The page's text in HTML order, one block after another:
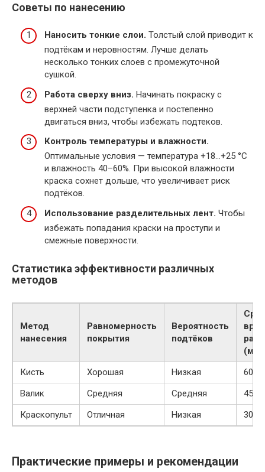
Советы по нанесению
Наносить тонкие слои. Толстый слой приводит к
подтёкам и неровностям. Лучше делать
несколько тонких слоев с промежуточной
сушкой.
Работа сверху вниз. Начинать покраску с
верхней части подступенка и постепенно
двигаться вниз, чтобы избежать подтеков.
Контроль температуры и влажности.
Оптимальные условия — температура +18…+25 °C
и влажность 40–60%. При высокой влажности
краска сохнет дольше, что увеличивает риск
подтёков.
Использование разделительных лент. Чтобы
избежать попадания краски на проступи и
смежные поверхности.
Статистика эффективности различных
методов
Метод
нанесения
Равномерность
покрытия
Вероятность
подтёков
Кисть
Хорошая Низкая
60
Валик
Средняя Средняя
45
Краскопульт
Отличная Низкая 30
Практические примеры и рекомендации